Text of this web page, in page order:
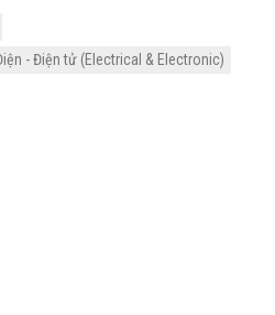
- Điện tử (Electrical & Electronic)